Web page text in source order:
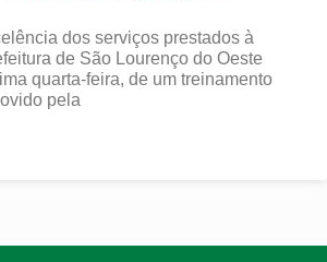
dos serviços prestados à
de São Lourenço do Oeste
quarta-feira, de um treinamento
pela